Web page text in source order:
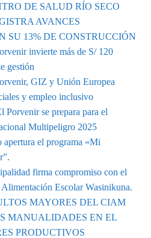
DE SALUD RÍO SECO
AVANCES
SU 13% DE CONSTRUCCIÓN
invierte más de S/ 120
gestión
GIZ y Unión Europea
y empleo inclusivo
se prepara para el
Multipeligro 2025
el programa «Mi
firma compromiso con el
Escolar Wasinikuna.
MAYORES DEL CIAM
MANUALIDADES EN EL
PRODUCTIVOS